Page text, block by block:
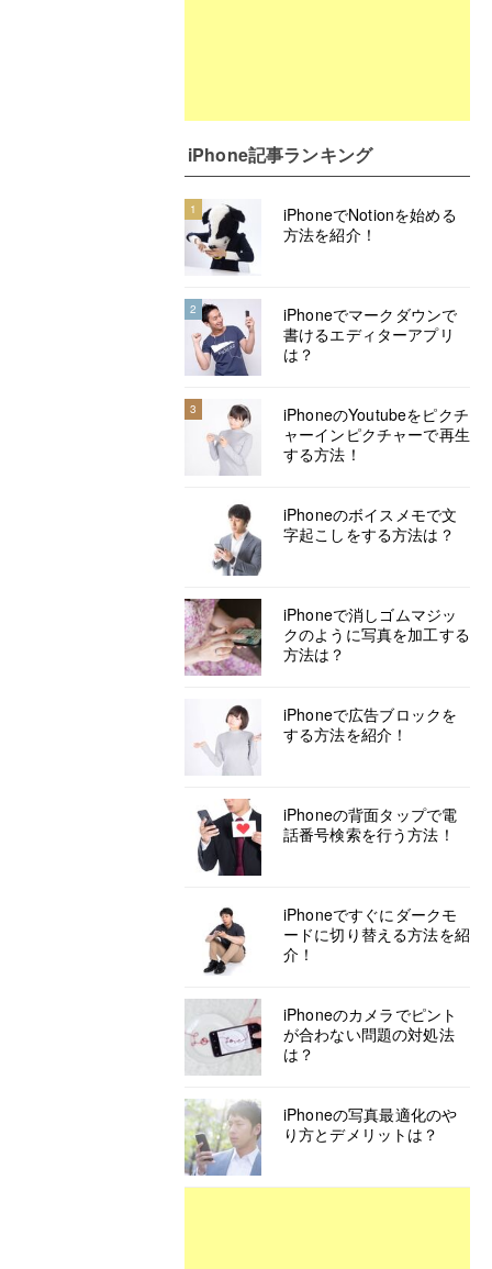
iPhone記事ランキング
1
iPhoneでNotionを始める
方法を紹介！
2
iPhoneでマークダウンで
書けるエディターアプリ
は？
3
iPhoneのYoutubeをピクチ
ャーインピクチャーで再生
する方法！
iPhoneのボイスメモで文
字起こしをする方法は？
iPhoneで消しゴムマジッ
クのように写真を加工する
方法は？
iPhoneで広告ブロックを
する方法を紹介！
iPhoneの背面タップで電
話番号検索を行う方法！
iPhoneですぐにダークモ
ードに切り替える方法を紹
介！
iPhoneのカメラでピント
が合わない問題の対処法
は？
iPhoneの写真最適化のや
り方とデメリットは？